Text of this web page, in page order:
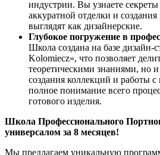
индустрии. Вы узнаете
аккуратной отделки и
выглядят как дизайнерские.
Глубокое погружение в
Школа создана на базе дизайн-
Kolomiecz», что позволяет
теоретическими знаниями, но
создания коллекций и работы
полное понимание всего
готового изделия.
Школа Профессионального
универсалом за 8 месяцев!
Мы предлагаем уникальную